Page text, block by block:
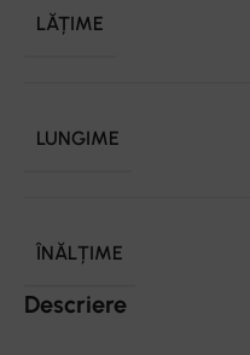
LĂȚIME
LUNGIME
ÎNĂLȚIME
Descriere